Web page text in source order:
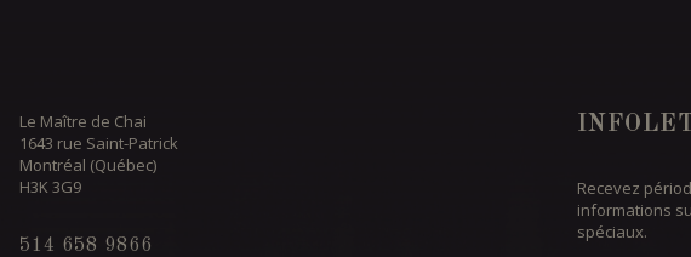
Le Maître de Chai
1643 rue Saint-Patrick
Montréal (Québec)
H3K 3G9
514 658 9866
Recevez
informations
spéciaux.